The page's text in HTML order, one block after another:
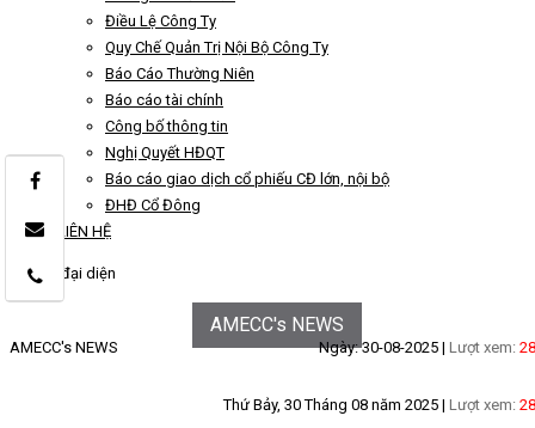
Điều Lệ Công Ty
Quy Chế Quản Trị Nội Bộ Công Ty
Báo Cáo Thường Niên
Báo cáo tài chính
Công bố thông tin
Nghị Quyết HĐQT
Báo cáo giao dịch cổ phiếu CĐ lớn, nội bộ
ĐHĐ Cổ Đông
LIÊN HỆ
AMECC's NEWS
AMECC's NEWS Ngày: 30-08-2025 | Lượt xem:
Thứ Bảy, 30 Tháng 08 năm 2025 | Lượt xem: